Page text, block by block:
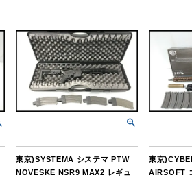
東京)SYSTEMA システマ PTW
NOVESKE NSR9 MAX2 レギュ
東京
AIRSOFT